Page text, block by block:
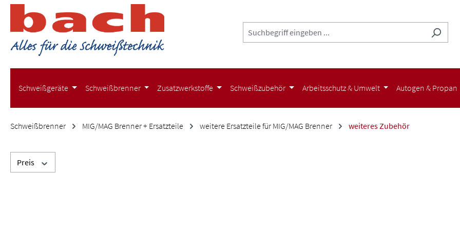
Hauptinhalt springen
Zur Suche springen
Zur Hauptnavigation springen
Schweißgeräte Schweißbrenner Zusatzwerkstoffe Schweißzubehör Arbeitsschutz & Umwelt Autogen & Propan
Schweißbrenner MIG/MAG Brenner + Ersatzteile weitere Ersatzteile für MIG/MAG Brenner weiteres Zubehör
Preis